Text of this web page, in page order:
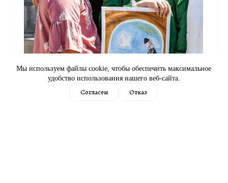
Мы используем файлы cookie, чтобы обеспечить максимальное
удобство использования нашего веб-сайта.
Согласен Отказ